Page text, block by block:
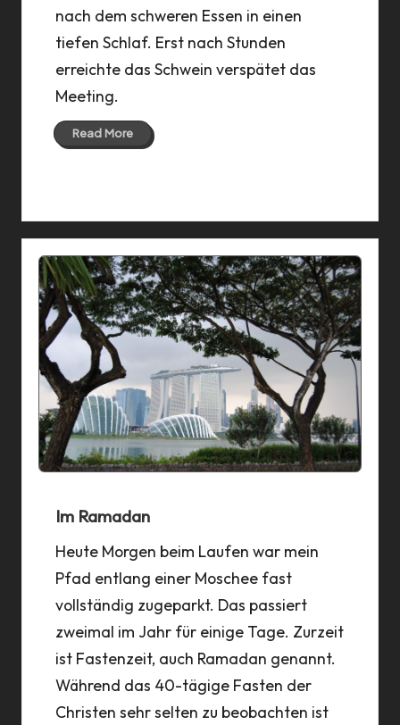
nach dem schweren Essen in einen
tiefen Schlaf. Erst nach Stunden
erreichte das Schwein verspätet das
Meeting.
Read More
Im Ramadan
Heute Morgen beim Laufen war mein
Pfad entlang einer Moschee fast
vollständig zugeparkt. Das passiert
zweimal im Jahr für einige Tage. Zurzeit
ist Fastenzeit, auch Ramadan genannt.
Während das 40-tägige Fasten der
Christen sehr selten zu beobachten ist